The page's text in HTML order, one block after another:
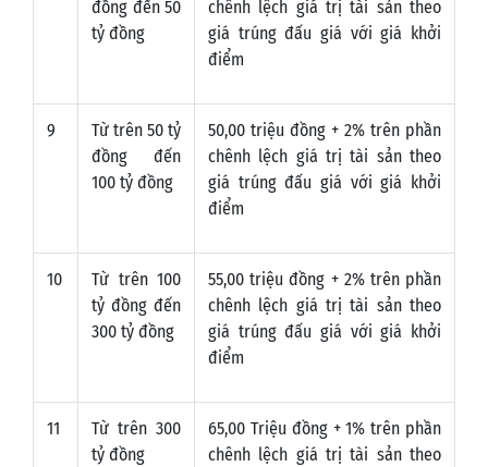
đồng đến 50
tỷ đồng
chênh lệch giá trị tài sản theo
giá trúng đấu giá với giá khởi
điểm
9
Từ trên 50 tỷ
đồng đến
100 tỷ đồng
50,00 triệu đồng + 2% trên phần
chênh lệch giá trị tài sản theo
giá trúng đấu giá với giá khởi
điểm
10
Từ trên 100
tỷ đồng đến
300 tỷ đồng
55,00 triệu đồng + 2% trên phần
chênh lệch giá trị tài sản theo
giá trúng đấu giá với giá khởi
điểm
11
Từ trên 300
tỷ đồng
65,00 Triệu đồng + 1% trên phần
chênh lệch giá trị tài sản theo